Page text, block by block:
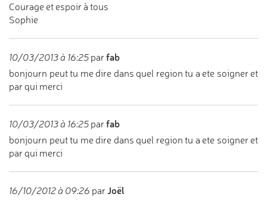
Courage et espoir à tous
Sophie
10/03/2013 à 16:25 par fab
bonjourn peut tu me dire dans quel region tu a ete soigner et
par qui merci
10/03/2013 à 16:25 par fab
bonjourn peut tu me dire dans quel region tu a ete soigner et
par qui merci
16/10/2012 à 09:26 par Joël